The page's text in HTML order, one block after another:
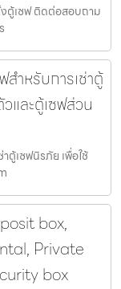
ตู้เซฟ ติดต่อสอบถาม
ำหรับการเช่าตู้
และตู้เซฟส่วน
ตู้เซฟนิรภัย เพื่อใช้
box,
Private
box